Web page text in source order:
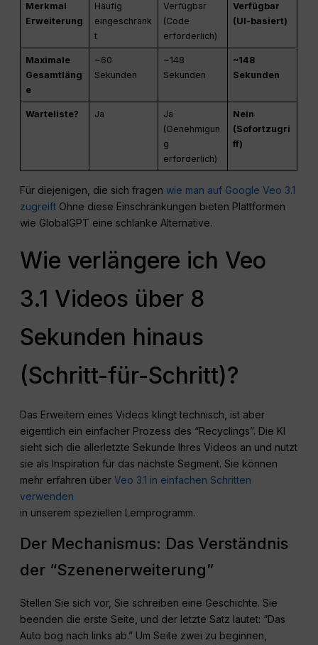
Merkmal
Erweiterung
Häufig
eingeschränk
t
Verfügbar
(Code
erforderlich)
Verfügbar
(UI-basiert)
Maximale
Gesamtläng
e
~60
Sekunden
~148
Sekunden
~148
Sekunden
Warteliste? Ja
Ja
(Genehmigun
g
erforderlich)
Nein
(Sofortzugri
ff)
Für diejenigen, die sich fragenwie man auf Google Veo 3.1
zugreift Ohne diese Einschränkungen bieten Plattformen
wie GlobalGPT eine schlanke Alternative.
Wie verlängere ich Veo
3.1 Videos über 8
Sekunden hinaus
(Schritt-für-Schritt)?
Das Erweitern eines Videos klingt technisch, ist aber
eigentlich ein einfacher Prozess des “Recyclings”. Die KI
sieht sich die allerletzte Sekunde Ihres Videos an und nutzt
sie als Inspiration für das nächste Segment. Sie können
mehr erfahren überVeo 3.1 in einfachen Schritten
verwenden
in unserem speziellen Lernprogramm.
Der Mechanismus: Das Verständnis
der “Szenenerweiterung”
Stellen Sie sich vor, Sie schreiben eine Geschichte. Sie
beenden die erste Seite, und der letzte Satz lautet: “Das
Auto bog nach links ab.” Um Seite zwei zu beginnen,